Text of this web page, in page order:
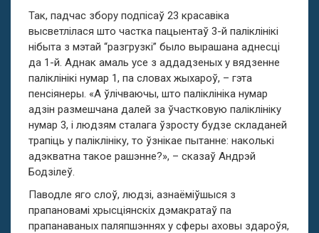
Так, падчас збору подпісаў 23 красавіка
высветлілася што частка пацыентаў 3-й паліклінікі
нібыта з мэтай “разгрузкі” было вырашана аднесці
да 1-й. Аднак амаль усе з аддадзеных у вядзенне
паліклінікі нумар 1, па словах жыхароў, – гэта
пенсіянеры. «А ўлічваючы, што паліклініка нумар
адзін размешчана далей за ўчастковую паліклініку
нумар 3, і людзям сталага ўзросту будзе складаней
трапіць у паліклініку, то ўзнікае пытанне: наколькі
адэкватна такое рашэнне?», – сказаў Андрэй
Бодзілеў.
Паводле яго слоў, людзі, азнаёміўшыся з
прапановамі хрысціянскіх дэмакратаў па
прапанаваных паляпшэннях у сферы аховы здароўя,